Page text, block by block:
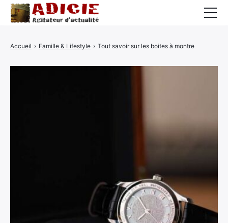
Accueil › Famille & Lifestyle › Tout savoir sur les boites à montre